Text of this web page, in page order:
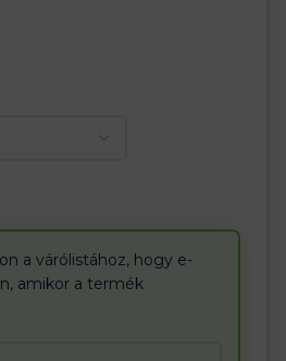
felső zsebek fülein és a hátoldalon
a várólistához, hogy e-
amikor a termék